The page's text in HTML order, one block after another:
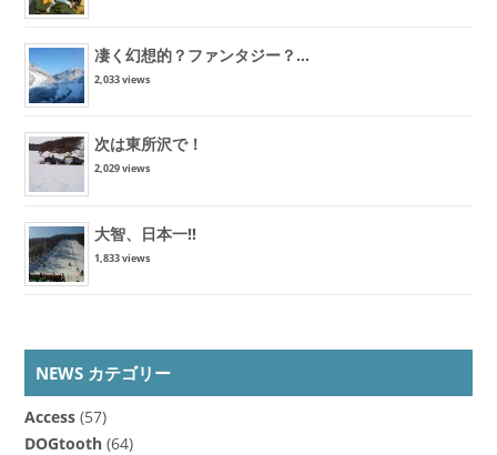
凄く幻想的？ファンタジー？...
2,033 views
次は東所沢で！
2,029 views
大智、日本一!!
1,833 views
NEWS カテゴリー
Access(57)
DOGtooth(64)